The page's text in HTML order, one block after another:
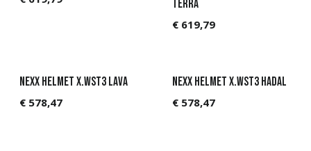
TERRA
€ 619,79
NEXX Helmet X.WST3 Lava
€ 578,47
NEXX Helmet X.WST3 Hadal
€ 578,47